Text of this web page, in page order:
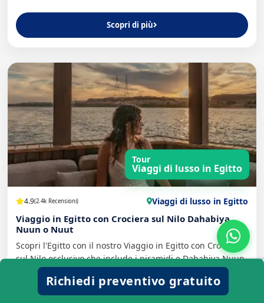
Scopri di più
Tour
Viaggi di lusso in Egitto
4.9(2.4k Recensioni) Viaggi di lusso in Egitto
Viaggio in Egitto con Crociera sul Nilo Dahabiya
Nuun o Nuut
Scopri l'Egitto con il nostro Viaggio in Egitto con Crociera
sul Nilo esclusivo che include i piramidi e Dahabiya Nuun
o Nuut tra Luxor e Assuan. Prenota ora!
Richiedi preventivo gratuito